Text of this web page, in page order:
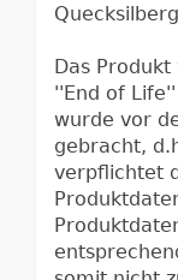
Das
''End of
wurde vor
gebracht,
verpflichtet